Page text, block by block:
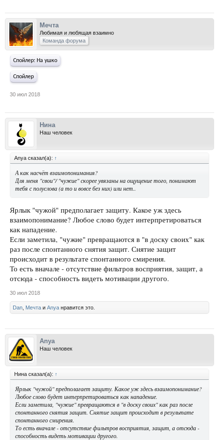
Мечта
Любимая и любящая взаимно
Команда форума
Спойлер: На ушко
Спойлер
30 июл 2018
Нина
Наш человек
Anya сказал(а): ↑
А как насчёт взаимопонимания?
Для меня "свои"/ "чужие" скорее увязаны на ощущение того, понимают
тебя с полуслова (а то и вовсе без них) или нет..
Ярлык "чужой" предполагает защиту. Какое уж здесь
взаимопонимание? Любое слово будет интерпретироваться
как нападение.
Если заметила, "чужие" превращаются в "в доску своих" как
раз после спонтанного снятия защит. Снятие защит
происходит в результате спонтанного смирения.
То есть вначале - отсутствие фильтров восприятия, защит, а
отсюда - способность видеть мотивации другого.
30 июл 2018
Dan Мечта и Anya нравится это.
Anya
Наш человек
Нина сказал(а): ↑
Ярлык "чужой" предполагает защиту. Какое уж здесь взаимопонимание?
Любое слово будет интерпретироваться как нападение.
Если заметила, "чужие" превращаются в "в доску своих" как раз после
спонтанного снятия защит. Снятие защит происходит в результате
спонтанного смирения.
То есть вначале - отсутствие фильтров восприятия, защит, а отсюда -
способность видеть мотивации другого.